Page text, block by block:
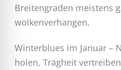
Breitengraden meistens
wolkenverhangen.
Winterblues im Januar –
holen, Trägheit vertreiben